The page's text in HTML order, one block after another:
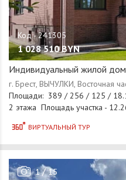
1 028 510 BYN
Индивидуальный жилой дом
1/15